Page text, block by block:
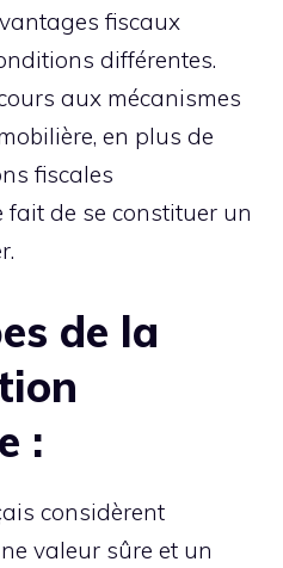
fiscaux
différentes.
aux mécanismes
en plus de
fiscales
fait de se constituer un
de la
:
considèrent
valeur sûre et un